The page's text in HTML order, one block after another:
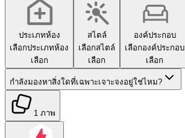
ประเภทห้อง
เลือกประเภทห้อง
เลือก
สไตล์
เลือกสไตล์
เลือก
องค์ประกอบ
เลือกองค์ประกอบ
เลือก
กำลังมองหาสิ่งใดที่เฉพาะเจาะจงอยู่ใช่ไหม?
1 ภาพ